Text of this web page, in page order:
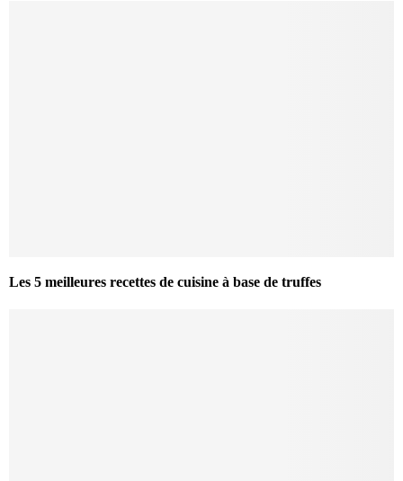
Les 5 meilleures recettes de cuisine à base de truffes